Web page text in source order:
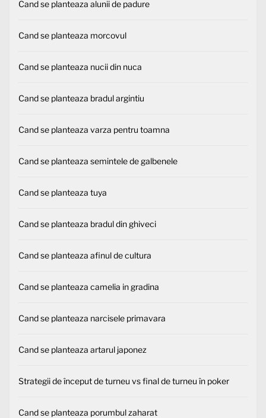
Cand se planteaza alunii de padure
Cand se planteaza morcovul
Cand se planteaza nucii din nuca
Cand se planteaza bradul argintiu
Cand se planteaza varza pentru toamna
Cand se planteaza semintele de galbenele
Cand se planteaza tuya
Cand se planteaza bradul din ghiveci
Cand se planteaza afinul de cultura
Cand se planteaza camelia in gradina
Cand se planteaza narcisele primavara
Cand se planteaza artarul japonez
Strategii de început de turneu vs final de turneu în poker
Cand se planteaza porumbul zaharat